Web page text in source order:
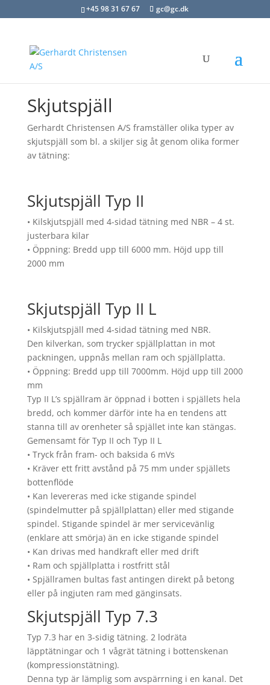
+45 98 31 67 67 gc@gc.dk
Skjutspjäll
Gerhardt Christensen A/S framställer olika typer av
skjutspjäll som bl. a skiljer sig åt genom olika former
av tätning:
Skjutspjäll Typ II
• Kilskjutspjäll med 4-sidad tätning med NBR – 4 st.
justerbara kilar
• Öppning: Bredd upp till 6000 mm. Höjd upp till
2000 mm
Skjutspjäll Typ II L
• Kilskjutspjäll med 4-sidad tätning med NBR.
Den kilverkan, som trycker spjällplattan in mot
packningen, uppnås mellan ram och spjällplatta.
• Öppning: Bredd upp till 7000mm. Höjd upp till 2000
mm
Typ II L’s spjällram är öppnad i botten i spjällets hela
bredd, och kommer därför inte ha en tendens att
stanna till av orenheter så spjället inte kan stängas.
Gemensamt för Typ II och Typ II L
• Tryck från fram- och baksida 6 mVs
• Kräver ett fritt avstånd på 75 mm under spjällets
bottenflöde
• Kan levereras med icke stigande spindel
(spindelmutter på spjällplattan) eller med stigande
spindel. Stigande spindel är mer servicevänlig
(enklare att smörja) än en icke stigande spindel
• Kan drivas med handkraft eller med drift
• Ram och spjällplatta i rostfritt stål
• Spjällramen bultas fast antingen direkt på betong
eller på ingjuten ram med gänginsats.
Skjutspjäll Typ 7.3
Typ 7.3 har en 3-sidig tätning. 2 lodräta
läpptätningar och 1 vågrät tätning i bottenskenan
(kompressionstätning).
Denna typ är lämplig som avspärrning i en kanal. Det